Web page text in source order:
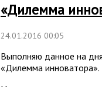
«Дилемма
24.01.2016 00:05
Выполняю данное на
«Дилемма инноватора».